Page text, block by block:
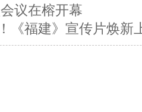
议在榕开幕
《福建》宣传片焕新